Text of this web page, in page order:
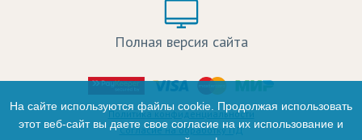
Полная версия сайта
Политика конфиденциальности
Согласие на обработку ПД
-
На сайте используются файлы cookie. Продолжая использовать
этот веб-сайт вы даете свое согласие на их использование и